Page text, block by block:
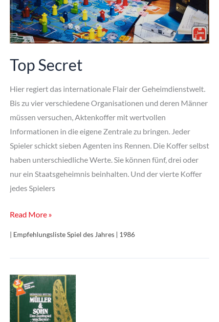
Top Secret
Hier regiert das internationale Flair der Geheimdienstwelt.
Bis zu vier verschiedene Organisationen und deren Männer
müssen versuchen, Aktenkoffer mit wertvollen
Informationen in die eigene Zentrale zu bringen. Jeder
Spieler schickt sieben Agenten ins Rennen. Die Koffer selbst
haben unterschiedliche Werte. Sie können fünf, drei oder
nur ein Staatsgeheimnis beinhalten. Und der vierte Koffer
jedes Spielers
Top
Read More »
| Empfehlungsliste Spiel des Jahres | 1986